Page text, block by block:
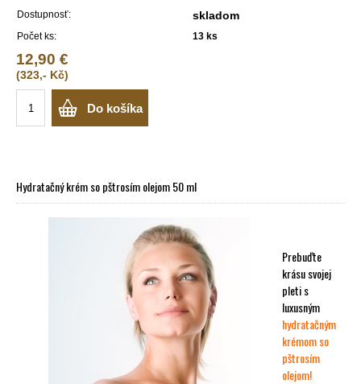
Dostupnosť: skladom
Počet ks: 13 ks
12,90 €
(323,- Kč)
Do košíka
Hydratačný krém so pštrosím olejom 50 ml
Prebuďte
krásu svojej
pleti s
luxusným
hydratačným
krémom so
pštrosím
olejom!